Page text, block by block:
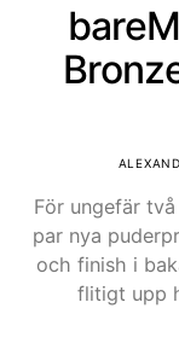
För ungefär
par nya
och finish i
flitigt upp